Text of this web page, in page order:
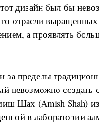
дизайн был бы
отрасли
а проявлять
за пределы
невозможно
Шах (Amish Shah)
в лаборатории